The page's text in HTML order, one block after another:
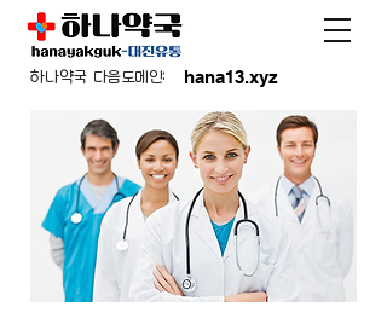
hana13.xyz
하나약국 다음도메인: